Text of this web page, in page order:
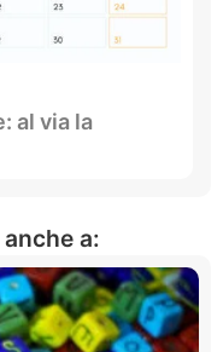
al via la
a: